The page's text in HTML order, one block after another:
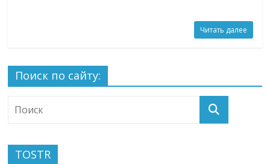
Читать далее
Поиск по сайту:
TOSTR